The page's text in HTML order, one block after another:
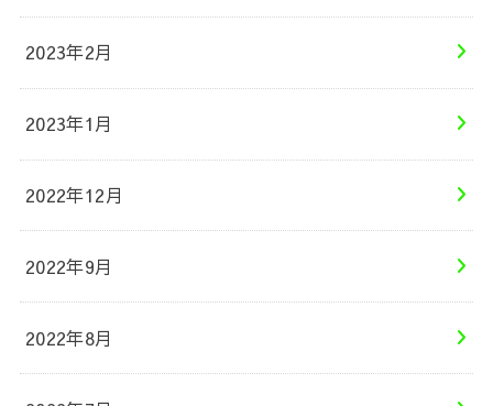
2023年2月
2023年1月
2022年12月
2022年9月
2022年8月